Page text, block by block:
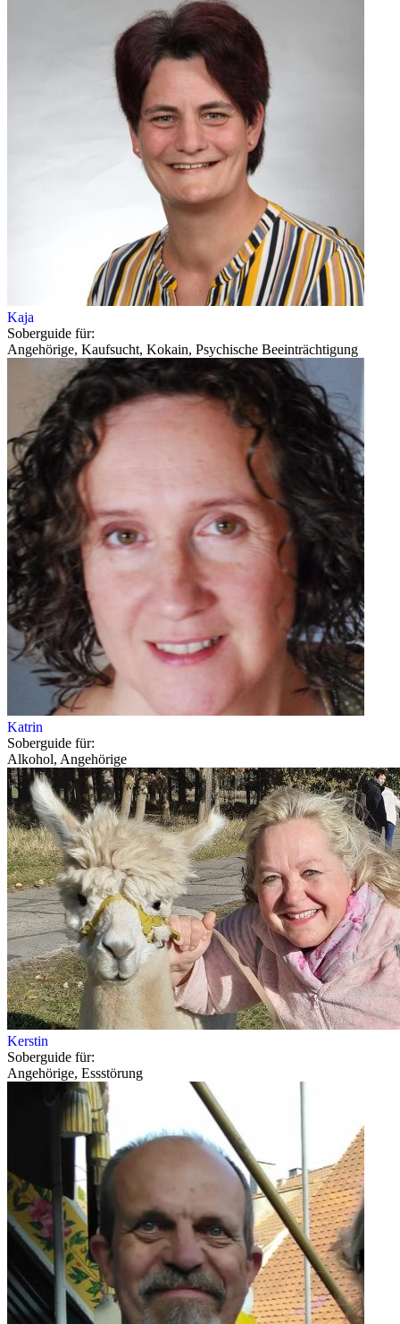
Kaja
Soberguide für:
Angehörige, Kaufsucht, Kokain, Psychische Beeinträchtigung
Katrin
Soberguide für:
Alkohol, Angehörige
Kerstin
Soberguide für:
Angehörige, Essstörung